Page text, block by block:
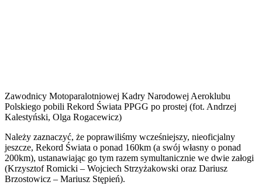
Zawodnicy Motoparalotniowej Kadry Narodowej Aeroklubu
Polskiego pobili Rekord Świata PPGG po prostej (fot. Andrzej
Kalestyński, Olga Rogacewicz)
Należy zaznaczyć, że poprawiliśmy wcześniejszy, nieoficjalny
jeszcze, Rekord Świata o ponad 160km (a swój własny o ponad
200km), ustanawiając go tym razem symultanicznie we dwie załogi
(Krzysztof Romicki – Wojciech Strzyżakowski oraz Dariusz
Brzostowicz – Mariusz Stępień).